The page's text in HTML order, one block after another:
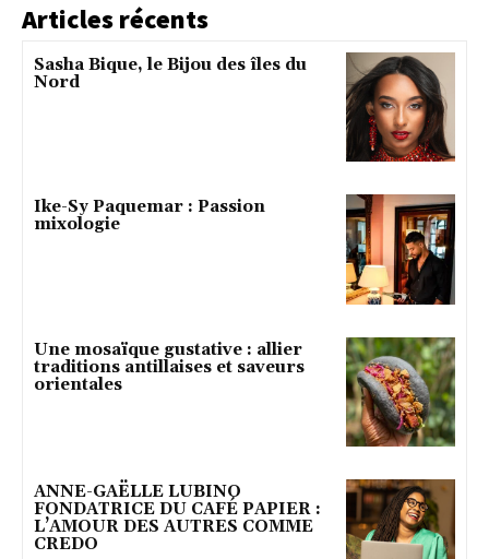
Articles récents
Sasha Bique, le Bijou des îles du
Nord
Ike-Sy Paquemar : Passion
mixologie
Une mosaïque gustative : allier
traditions antillaises et saveurs
orientales
ANNE-GAËLLE LUBINO
FONDATRICE DU CAFÉ PAPIER :
L’AMOUR DES AUTRES COMME
CREDO